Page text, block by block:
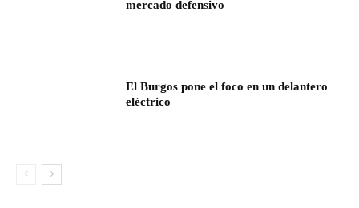
mercado defensivo
El Burgos pone el foco en un delantero
eléctrico